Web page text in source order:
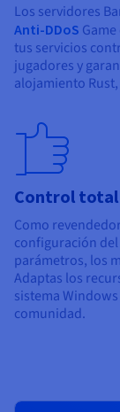
Los servidores
Anti-DDoS
tus servicios
jugadores y
alojamiento
Control total
Como
configuración
parámetros, los
Adaptas los
sistema
comunidad.